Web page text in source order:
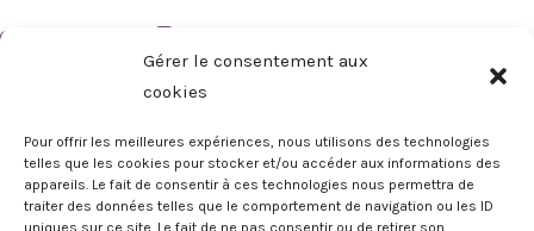
Gérer le consentement aux
cookies
Pour offrir les meilleures expériences, nous utilisons des technologies
telles que les cookies pour stocker et/ou accéder aux informations des
appareils. Le fait de consentir à ces technologies nous permettra de
traiter des données telles que le comportement de navigation ou les ID
uniques sur ce site. Le fait de ne pas consentir ou de retirer son
Copyright © 2026 Ludonaute | Les Explorateurs Ludiques